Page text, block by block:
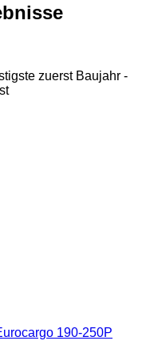
zuerst Baujahr -
190-250P